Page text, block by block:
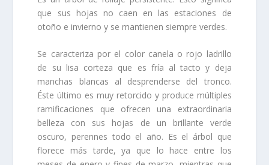
que sus hojas no caen en las estaciones de
otoño e invierno y se mantienen siempre verdes.
Se caracteriza por el color canela o rojo ladrillo
de su lisa corteza que es fría al tacto y deja
manchas blancas al desprenderse del tronco.
Éste último es muy retorcido y produce múltiples
ramificaciones que ofrecen una extraordinaria
belleza con sus hojas de un brillante verde
oscuro, perennes todo el año. Es el árbol que
florece más tarde, ya que lo hace entre los